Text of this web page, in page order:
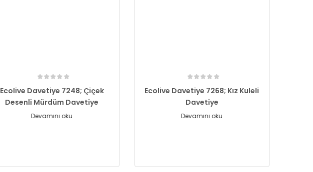
Ecolive Davetiye 7248; Çiçek
Desenli Mürdüm Davetiye
Devamını oku
Ecolive Davetiye 7268; Kız Kuleli
Davetiye
Devamını oku